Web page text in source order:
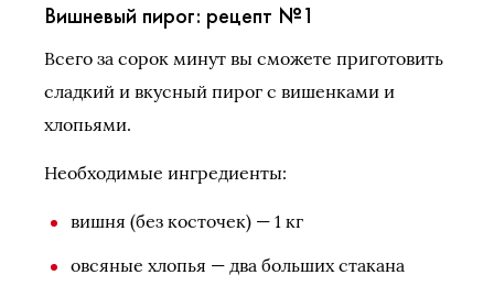
Вишневый пирог: рецепт №1
Всего за сорок минут вы сможете приготовить
сладкий и вкусный пирог с вишенками и
хлопьями.
Необходимые ингредиенты:
вишня (без косточек) — 1 кг
овсяные хлопья — два больших стакана